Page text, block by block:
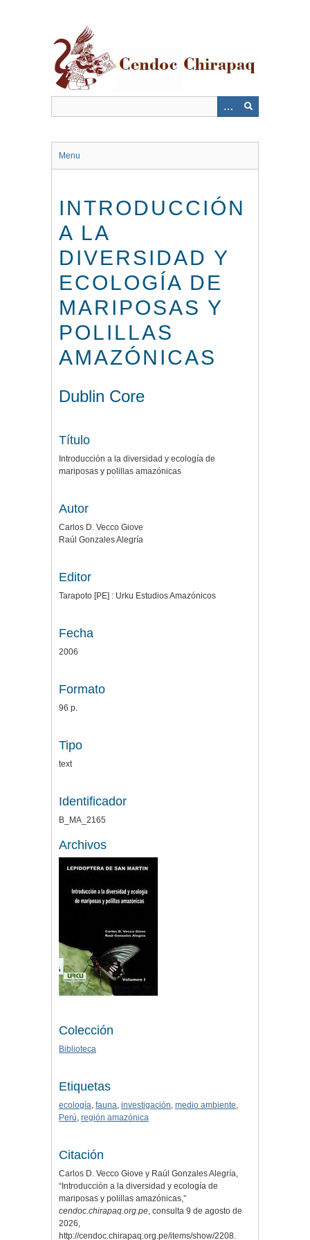
Menu
INTRODUCCIÓN
A LA
DIVERSIDAD Y
ECOLOGÍA DE
MARIPOSAS Y
POLILLAS
AMAZÓNICAS
Dublin Core
Título
Introducción a la diversidad y ecología de
mariposas y polillas amazónicas
Autor
Carlos D. Vecco Giove
Raúl Gonzales Alegría
Editor
Tarapoto [PE] : Urku Estudios Amazónicos
Fecha
2006
Formato
96 p.
Tipo
text
Identificador
B_MA_2165
Archivos
Colección
Biblioteca
Etiquetas
ecología, fauna, investigación, medio ambiente,
Perú, región amazónica
Citación
Carlos D. Vecco Giove y Raúl Gonzales Alegría,
“Introducción a la diversidad y ecología de
mariposas y polillas amazónicas,”
cendoc.chirapaq.org.pe, consulta 9 de agosto de
2026,
http://cendoc.chirapaq.org.pe/items/show/2208.